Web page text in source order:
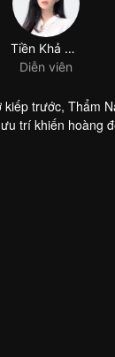
Tiền Khả Nhi
Diễn viên
trước, Thẩm
mến nhau,